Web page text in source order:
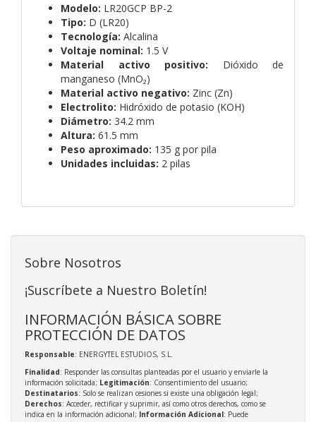
Modelo: LR20GCP BP-2
Tipo: D (LR20)
Tecnología: Alcalina
Voltaje nominal: 1.5 V
Material activo positivo: Dióxido de
manganeso (MnO₂)
Material activo negativo: Zinc (Zn)
Electrolito: Hidróxido de potasio (KOH)
Diámetro: 34.2 mm
Altura: 61.5 mm
Peso aproximado: 135 g por pila
Unidades incluidas: 2 pilas
Sobre Nosotros
¡Suscríbete a Nuestro Boletín!
INFORMACIÓN BÁSICA SOBRE
PROTECCIÓN DE DATOS
Responsable: ENERGYTEL ESTUDIOS, S.L.
Finalidad: Responder las consultas planteadas por el usuario y enviarle la
información solicitada; Legitimación: Consentimiento del usuario;
Destinatarios: Solo se realizan cesiones si existe una obligación legal;
Derechos: Acceder, rectificar y suprimir, así como otros derechos, como se
indica en la información adicional; Información Adicional: Puede